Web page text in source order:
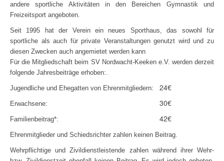
andere sportliche Aktivitäten in den Bereichen Gymnastik und
Freizeitsport angeboten.
Seit 1995 hat der Verein ein neues Sporthaus, das sowohl für
sportliche als auch für private Veranstaltungen genutzt wird und zu
diesen Zwecken auch angemietet werden kann
Für die Mitgliedschaft beim SV Nordwacht-Keeken e.V. werden derzeit
folgende Jahresbeiträge erhoben:.
Jugendliche und Ehegatten von Ehrenmitgliedern: 24€
Erwachsene: 30€
Familienbeitrag*: 42€
Ehrenmitglieder und Schiedsrichter zahlen keinen Beitrag.
Wehrpflichtige und Zivildienstleistende zahlen während ihrer Wehr-